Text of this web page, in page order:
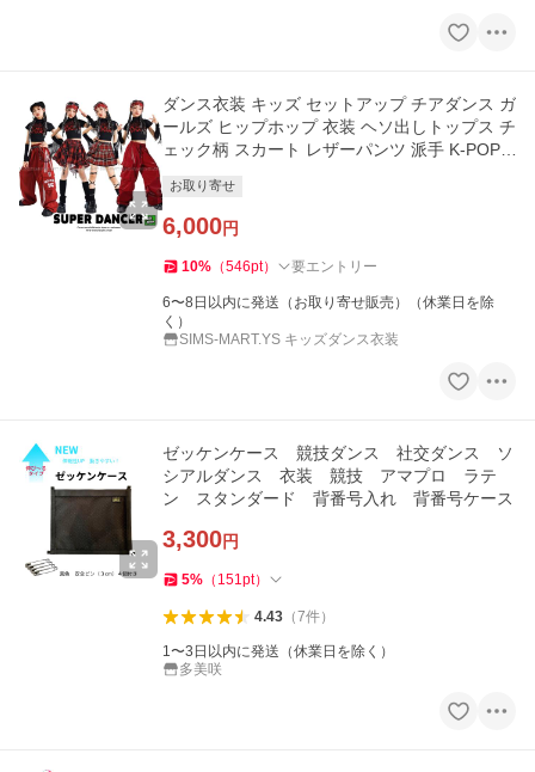
ダンス衣装 キッズ セットアップ チアダンス ガ
ールズ ヒップホップ 衣装 ヘソ出しトップス チ
ェック柄 スカート レザーパンツ 派手 K-POP
お取り寄せ
6,000円
10% （546pt） 要エントリー
6〜8日以内に発送（お取り寄せ販売）（休業日を除
く）
SIMS-MART.YS キッズダンス衣装
ゼッケンケース 競技ダンス 社交ダンス ソ
シアルダンス 衣装 競技 アマプロ ラテ
ン スタンダード 背番号入れ 背番号ケース
3,300円
5% （ 151pt）
4.43（7件）
1〜3日以内に発送（休業日を除く）
多美咲